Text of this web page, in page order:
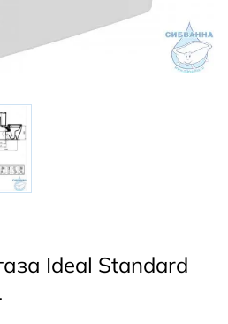
Ideal Standard